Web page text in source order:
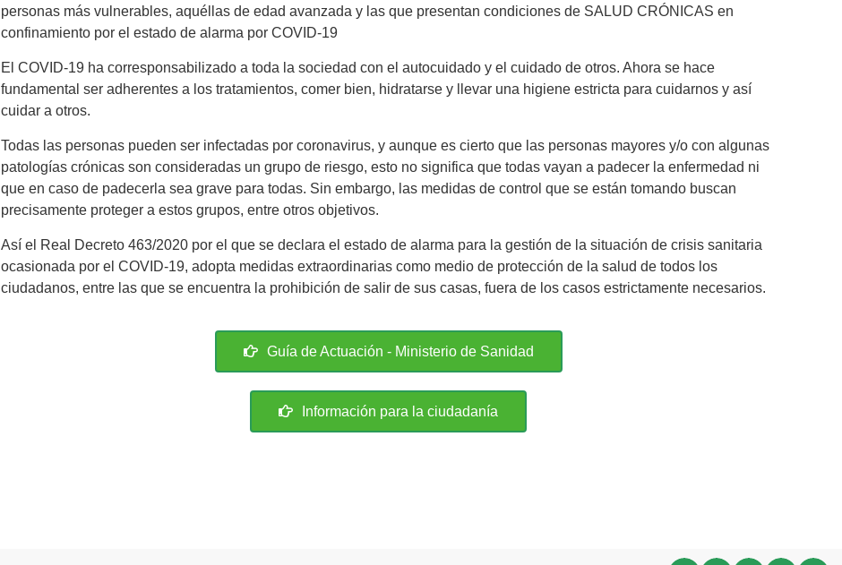
personas más vulnerables, aquéllas de edad avanzada y las que presentan condiciones de SALUD CRÓNICAS en
confinamiento por el estado de alarma por COVID-19
El COVID-19 ha corresponsabilizado a toda la sociedad con el autocuidado y el cuidado de otros. Ahora se hace
fundamental ser adherentes a los tratamientos, comer bien, hidratarse y llevar una higiene estricta para cuidarnos y así
cuidar a otros.
Todas las personas pueden ser infectadas por coronavirus, y aunque es cierto que las personas mayores y/o con algunas
patologías crónicas son consideradas un grupo de riesgo, esto no significa que todas vayan a padecer la enfermedad ni
que en caso de padecerla sea grave para todas. Sin embargo, las medidas de control que se están tomando buscan
precisamente proteger a estos grupos, entre otros objetivos.
Así el Real Decreto 463/2020 por el que se declara el estado de alarma para la gestión de la situación de crisis sanitaria
ocasionada por el COVID-19, adopta medidas extraordinarias como medio de protección de la salud de todos los
ciudadanos, entre las que se encuentra la prohibición de salir de sus casas, fuera de los casos estrictamente necesarios.
Guía de Actuación - Ministerio de Sanidad
Información para la ciudadanía